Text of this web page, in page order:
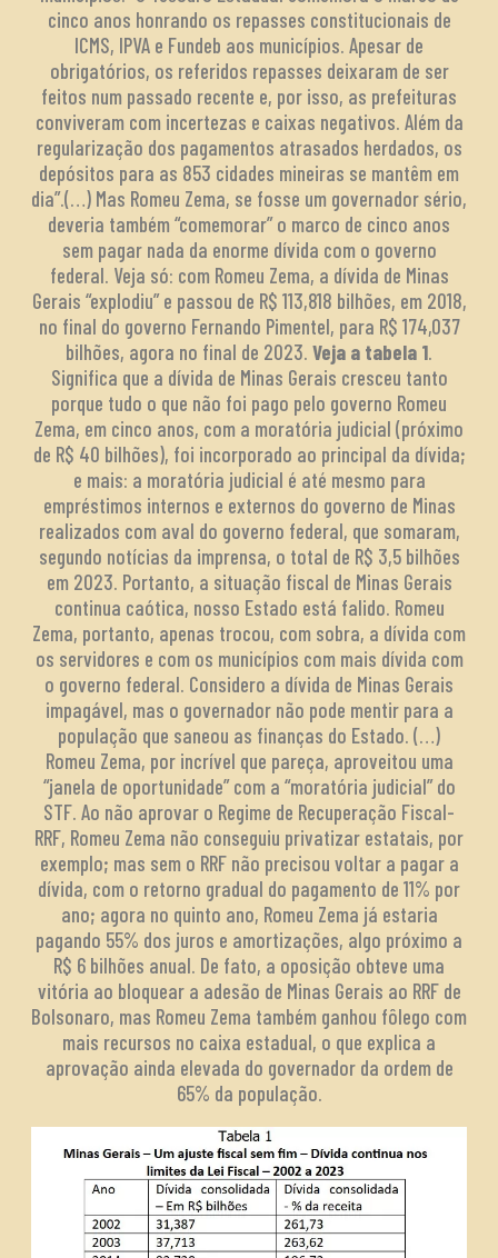
cinco anos honrando os repasses constitucionais de
ICMS, IPVA e Fundeb aos municípios. Apesar de
obrigatórios, os referidos repasses deixaram de ser
feitos num passado recente e, por isso, as prefeituras
conviveram com incertezas e caixas negativos. Além da
regularização dos pagamentos atrasados herdados, os
depósitos para as 853 cidades mineiras se mantêm em
dia”.(…) Mas Romeu Zema, se fosse um governador sério,
deveria também “comemorar” o marco de cinco anos
sem pagar nada da enorme dívida com o governo
federal. Veja só: com Romeu Zema, a dívida de Minas
Gerais “explodiu” e passou de R$ 113,818 bilhões, em 2018,
no final do governo Fernando Pimentel, para R$ 174,037
bilhões, agora no final de 2023. Veja a tabela 1.
Significa que a dívida de Minas Gerais cresceu tanto
porque tudo o que não foi pago pelo governo Romeu
Zema, em cinco anos, com a moratória judicial (próximo
de R$ 40 bilhões), foi incorporado ao principal da dívida;
e mais: a moratória judicial é até mesmo para
empréstimos internos e externos do governo de Minas
realizados com aval do governo federal, que somaram,
segundo notícias da imprensa, o total de R$ 3,5 bilhões
em 2023. Portanto, a situação fiscal de Minas Gerais
continua caótica, nosso Estado está falido. Romeu
Zema, portanto, apenas trocou, com sobra, a dívida com
os servidores e com os municípios com mais dívida com
o governo federal. Considero a dívida de Minas Gerais
impagável, mas o governador não pode mentir para a
população que saneou as finanças do Estado. (…)
Romeu Zema, por incrível que pareça, aproveitou uma
“janela de oportunidade” com a “moratória judicial” do
STF. Ao não aprovar o Regime de Recuperação Fiscal-
RRF, Romeu Zema não conseguiu privatizar estatais, por
exemplo; mas sem o RRF não precisou voltar a pagar a
dívida, com o retorno gradual do pagamento de 11% por
ano; agora no quinto ano, Romeu Zema já estaria
pagando 55% dos juros e amortizações, algo próximo a
R$ 6 bilhões anual. De fato, a oposição obteve uma
vitória ao bloquear a adesão de Minas Gerais ao RRF de
Bolsonaro, mas Romeu Zema também ganhou fôlego com
mais recursos no caixa estadual, o que explica a
aprovação ainda elevada do governador da ordem de
65% da população.